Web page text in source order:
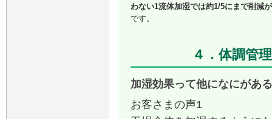
わない1流体加湿では約1/5にまで削減
です。
４．体調管
加湿効果って他になにがあ
お客さまの声1